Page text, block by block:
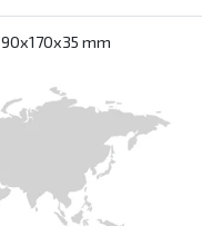
90x170x35 mm